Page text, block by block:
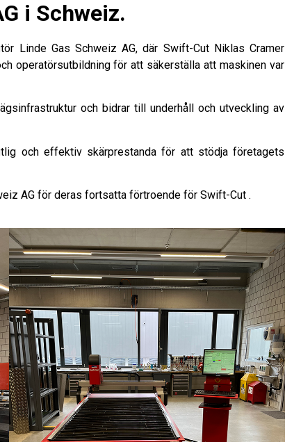
i Schweiz.
Linde Gas Schweiz AG, där Swift-Cut Niklas Cramer
operatörsutbildning för att säkerställa att maskinen var
och bidrar till underhåll och utveckling av
och effektiv skärprestanda för att stödja företagets
AG för deras fortsatta förtroende för Swift-Cut .